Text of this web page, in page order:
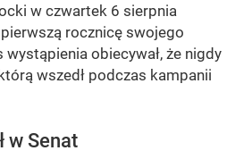
w czwartek 6 sierpnia
rocznicę swojego
obiecywał, że nigdy
wszedł podczas kampanii
w Senat